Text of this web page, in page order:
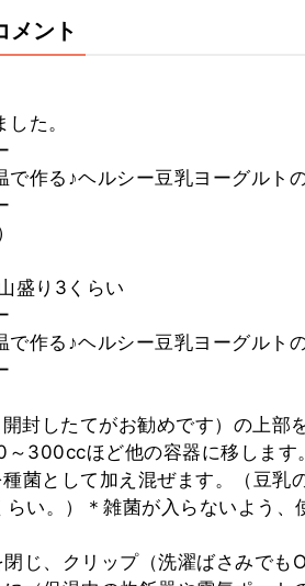
メント
た。
で作る♪ヘルシー豆乳ヨーグルト
盛り3くらい
で作る♪ヘルシー豆乳ヨーグルト
封したてがお勧めです）の上部
300ccほど他の容器に移します。
菌として加え混ぜます。（豆乳
い。）＊雑菌が入らないよう、
じ、クリップ（洗濯ばさみでも